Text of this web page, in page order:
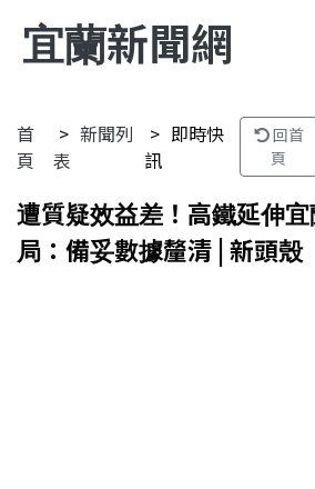
宜蘭新聞網
首
頁
新聞列
表
即時快
訊
回首
頁
遭質疑效益差！高鐵延伸
局：備妥數據釐清 | 新頭殼